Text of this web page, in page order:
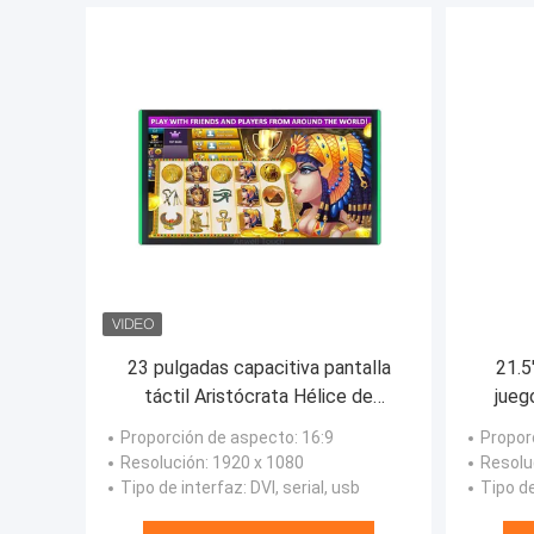
23 pulgadas capacitiva pantalla
táctil Aristócrata Hélice de
juegos Monitor Multi Touch
Proporción de aspecto: 16:9
Resolución: 1920 x 1080
Tipo de interfaz: DVI, serial, usb
Tipo